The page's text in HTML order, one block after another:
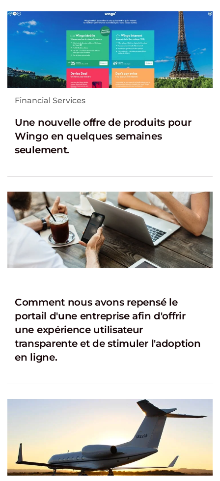
Financial Services
Une nouvelle offre de produits pour
Wingo en quelques semaines
seulement.
Comment nous avons repensé le
portail d'une entreprise afin d'offrir
une expérience utilisateur
transparente et de stimuler l'adoption
en ligne.